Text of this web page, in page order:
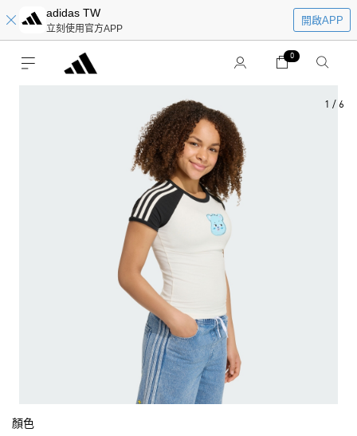
adidas TW
立刻使用官方APP
開啟APP
0
1 / 6
顏色